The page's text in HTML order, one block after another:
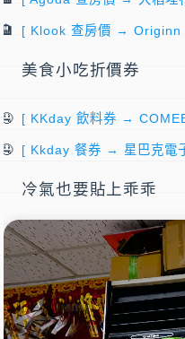
[ Klook 查房價 → Originn
美食小吃折價券
[ KKday 飲料券 →
[ Kkday 餐券 → 星巴克電
冷氣也要貼上乖乖